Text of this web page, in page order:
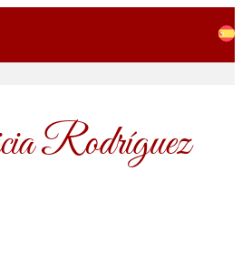
Rodríguez